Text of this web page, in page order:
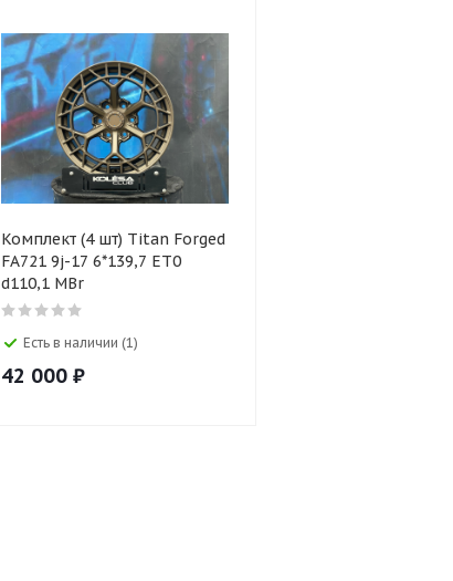
Комплект (4 шт) Titan Forged
FA721 9j-17 6*139,7 ET0
d110,1 MBr
Есть в наличии (1)
42 000 ₽